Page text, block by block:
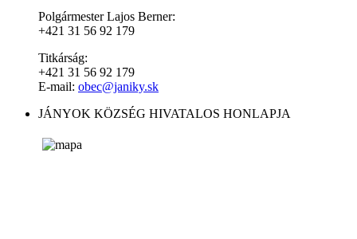
Polgármester Lajos Berner:
+421 31 56 92 179
Titkárság:
+421 31 56 92 179
E-mail: obec@janiky.sk
JÁNYOK KÖZSÉG HIVATALOS HONLAPJA